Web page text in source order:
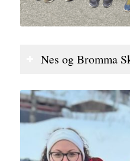
Nes og Bromma